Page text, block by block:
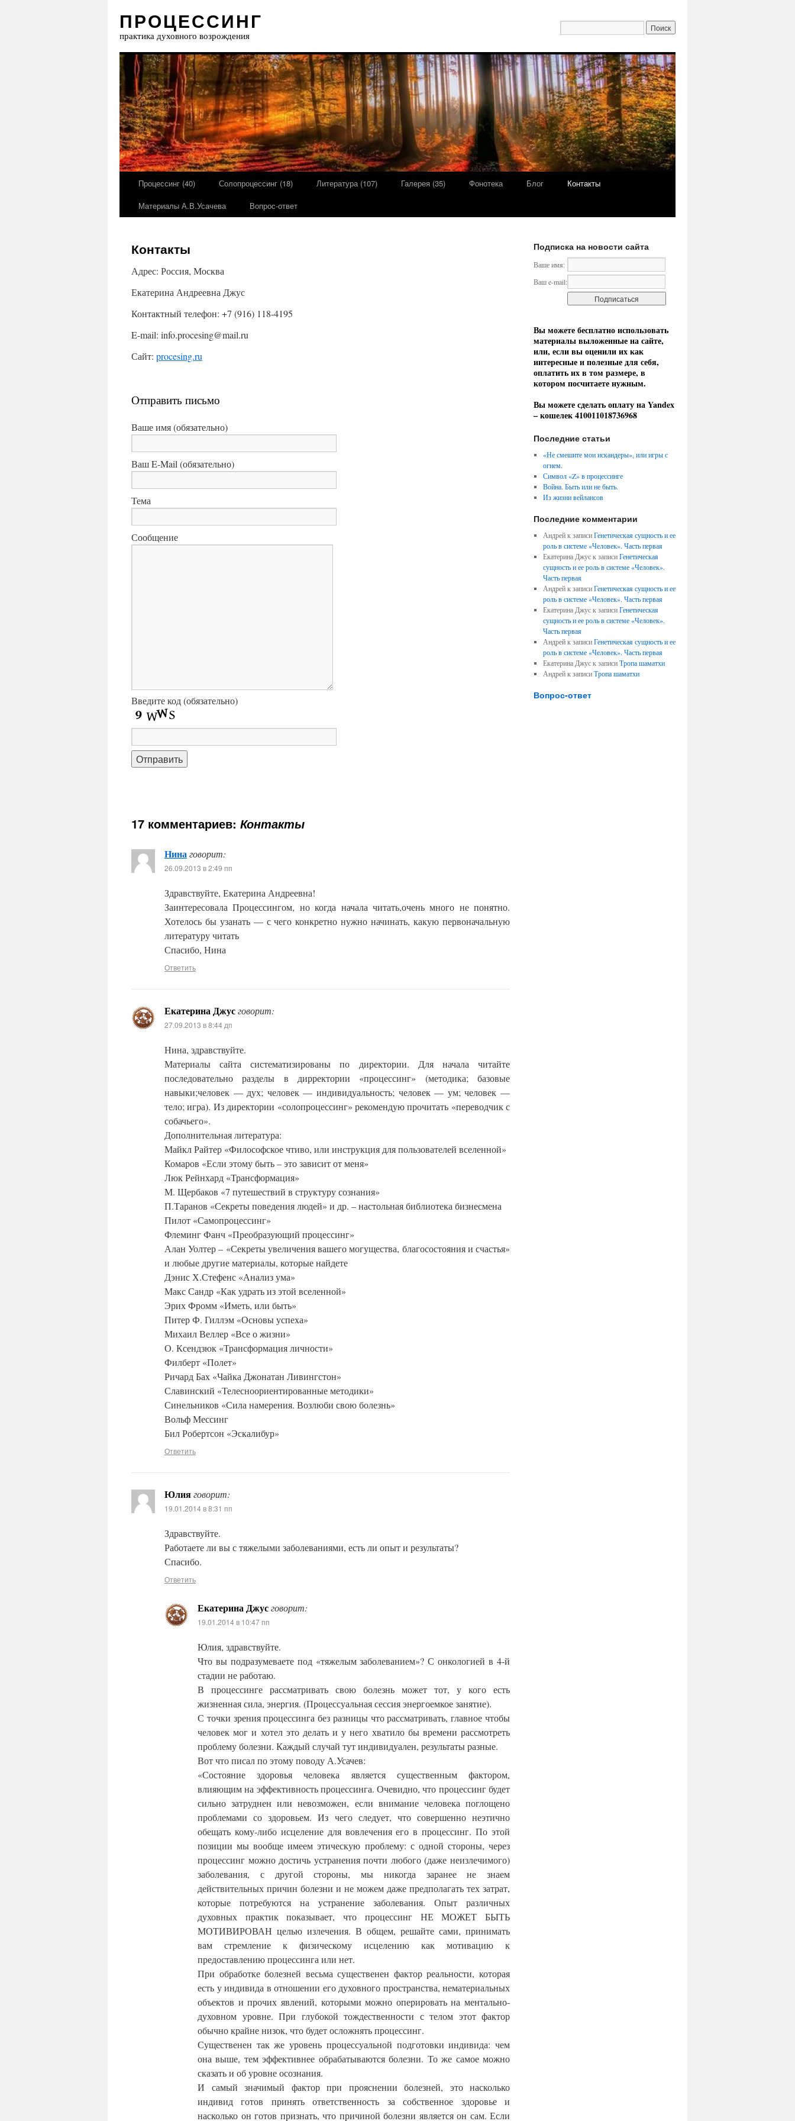
ПРОЦЕССИНГ
практика духовного возрождения
Процессинг (40) Солопроцессинг (18) Литература (107) Галерея (35) Фонотека Блог
Контакты
Материалы А.В.Усачева
Вопрос-ответ
Контакты
Адрес: Россия, Москва
Екатерина Андреевна Джус
Контактный телефон: +7 (916) 118-4195
E-mail: info.procesing@mail.ru
Сайт: procesing.ru
Отправить письмо
Ваше имя (обязательно)
Ваш E-Mail (обязательно)
Тема
Сообщение
Введите код (обязательно)
17 комментариев: Контакты
Нинаговорит:
26.09.2013 в 2:49 пп
Здравствуйте, Екатерина Андреевна!
Заинтересовала Процессингом, но когда начала читать,очень много не понятно.
Хотелось бы узанать — с чего конкретно нужно начинать, какую первоначальную
литературу читать
Спасибо, Нина
Ответить
Екатерина Джусговорит:
27.09.2013 в 8:44 дп
Нина, здравствуйте.
Материалы сайта систематизированы по директории. Для начала читайте
последовательно разделы в дирректории «процессинг» (методика; базовые
навыки;человек — дух; человек — индивидуальность; человек — ум; человек —
тело; игра). Из директории «солопроцессинг» рекомендую прочитать «переводчик с
собачьего».
Дополнительная литература:
Майкл Райтер «Философское чтиво, или инструкция для пользователей вселенной»
Комаров «Если этому быть – это зависит от меня»
Люк Рейнхард «Трансформация»
М. Щербаков «7 путешествий в структуру сознания»
П.Таранов «Секреты поведения людей» и др. – настольная библиотека бизнесмена
Пилот «Самопроцессинг»
Флеминг Фанч «Преобразующий процессинг»
Алан Уолтер – «Секреты увеличения вашего могущества, благосостояния и счастья»
и любые другие материалы, которые найдете
Дэнис Х.Стефенс «Анализ ума»
Макс Сандр «Как удрать из этой вселенной»
Эрих Фромм «Иметь, или быть»
Питер Ф. Гиллэм «Основы успеха»
Михаил Веллер «Все о жизни»
О. Ксендзюк «Трансформация личности»
Филберт «Полет»
Ричард Бах «Чайка Джонатан Ливингстон»
Славинский «Телесноориентированные методики»
Синельников «Сила намерения. Возлюби свою болезнь»
Вольф Мессинг
Бил Робертсон «Эскалибур»
Ответить
Юлияговорит:
19.01.2014 в 8:31 пп
Здравствуйте.
Работаете ли вы с тяжелыми заболеваниями, есть ли опыт и результаты?
Спасибо.
Ответить
Екатерина Джусговорит:
19.01.2014 в 10:47 пп
Юлия, здравствуйте.
Что вы подразумеваете под «тяжелым заболеванием»? С онкологией в 4-й
стадии не работаю.
В процессинге рассматривать свою болезнь может тот, у кого есть
жизненная сила, энергия. (Процессуальная сессия энергоемкое занятие).
С точки зрения процессинга без разницы что рассматривать, главное чтобы
человек мог и хотел это делать и у него хватило бы времени рассмотреть
проблему болезни. Каждый случай тут индивидуален, результаты разные.
Вот что писал по этому поводу А.Усачев:
«Состояние здоровья человека является существенным фактором,
влияющим на эффективность процессинга. Очевидно, что процессинг будет
сильно затруднен или невозможен, если внимание человека поглощено
проблемами со здоровьем. Из чего следует, что совершенно неэтично
обещать кому-либо исцеление для вовлечения его в процессинг. По этой
позиции мы вообще имеем этическую проблему: с одной стороны, через
процессинг можно достичь устранения почти любого (даже неизлечимого)
заболевания, с другой стороны, мы никогда заранее не знаем
действительных причин болезни и не можем даже предполагать тех затрат,
которые потребуются на устранение заболевания. Опыт различных
духовных практик показывает, что процессинг НЕ МОЖЕТ БЫТЬ
МОТИВИРОВАН целью излечения. В общем, решайте сами, принимать
вам стремление к физическому исцелению как мотивацию к
предоставлению процессинга или нет.
При обработке болезней весьма существенен фактор реальности, которая
есть у индивида в отношении его духовного пространства, нематериальных
объектов и прочих явлений, которыми можно оперировать на ментально-
духовном уровне. При глубокой тождественности с телом этот фактор
обычно крайне низок, что будет осложнять процессинг.
Существенен так же уровень процессуальной подготовки индивида: чем
она выше, тем эффективнее обрабатываются болезни. То же самое можно
сказать и об уровне осознания.
И самый значимый фактор при прояснении болезней, это насколько
индивид готов принять ответственность за собственное здоровье и
насколько он готов признать, что причиной болезни является он сам. Если
Подписка на новости сайта
Ваше имя:
Ваш e-mail:
Вы можете бесплатно использовать
материалы выложенные на сайте,
или, если вы оценили их как
интересные и полезные для себя,
оплатить их в том размере, в
котором посчитаете нужным.
Вы можете сделать оплату на Yandex
– кошелек 410011018736968
Последние статьи
«Не смешите мои искандеры», или игры с
огнем.
Символ «Z» в процессинге
Война. Быть или не быть.
Из жизни вейлансов
Последние комментарии
Андрей к записиГенетическая сущность и ее
роль в системе «Человек». Часть первая
Екатерина Джус к записиГенетическая
сущность и ее роль в системе «Человек».
Часть первая
Андрей к записиГенетическая сущность и ее
роль в системе «Человек». Часть первая
Екатерина Джус к записиГенетическая
сущность и ее роль в системе «Человек».
Часть первая
Андрей к записиГенетическая сущность и ее
роль в системе «Человек». Часть первая
Екатерина Джус к записиТропа шаматхи
Андрей к записиТропа шаматхи
Вопрос-ответ